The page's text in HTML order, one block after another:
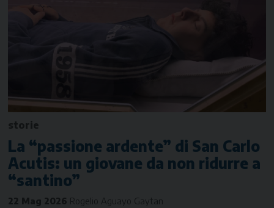
storie
La “passione ardente” di San Carlo
Acutis: un giovane da non ridurre a
“santino”
22 Mag 2026 Rogelio Aguayo Gaytan